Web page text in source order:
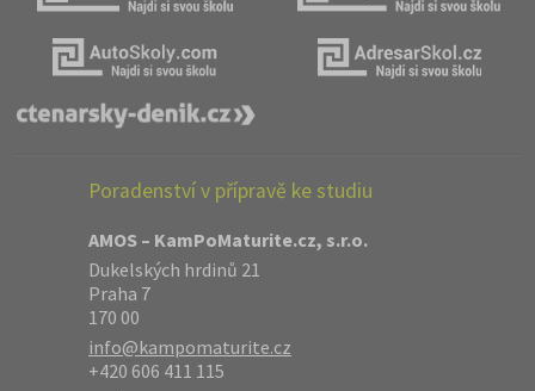
Poradenství v přípravě ke studiu
AMOS – KamPoMaturite.cz, s.r.o.
Dukelských hrdinů 21
Praha 7
170 00
info@kampomaturite.cz
+420 606 411 115